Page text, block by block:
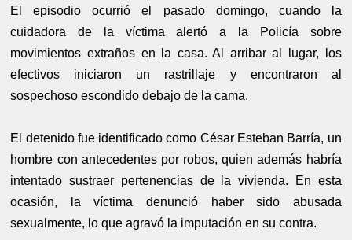
El episodio ocurrió el pasado domingo, cuando la
cuidadora de la víctima alertó a la Policía sobre
movimientos extraños en la casa. Al arribar al lugar, los
efectivos iniciaron un rastrillaje y encontraron al
sospechoso escondido debajo de la cama.
El detenido fue identificado como César Esteban Barría, un
hombre con antecedentes por robos, quien además habría
intentado sustraer pertenencias de la vivienda. En esta
ocasión, la víctima denunció haber sido abusada
sexualmente, lo que agravó la imputación en su contra.